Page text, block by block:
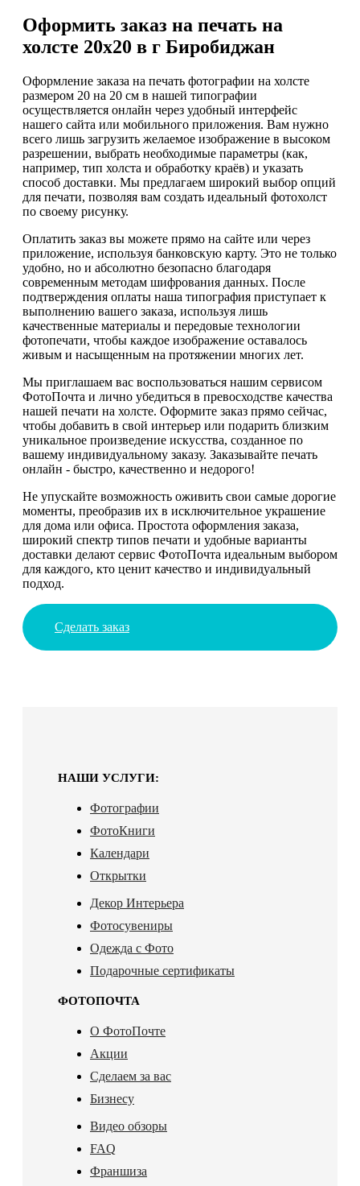
Оформить заказ на печать на
холсте 20х20 в г Биробиджан
Оформление заказа на печать фотографии на холсте
размером 20 на 20 см в нашей типографии
осуществляется онлайн через удобный интерфейс
нашего сайта или мобильного приложения. Вам нужно
всего лишь загрузить желаемое изображение в высоком
разрешении, выбрать необходимые параметры (как,
например, тип холста и обработку краёв) и указать
способ доставки. Мы предлагаем широкий выбор опций
для печати, позволяя вам создать идеальный фотохолст
по своему рисунку.
Оплатить заказ вы можете прямо на сайте или через
приложение, используя банковскую карту. Это не только
удобно, но и абсолютно безопасно благодаря
современным методам шифрования данных. После
подтверждения оплаты наша типография приступает к
выполнению вашего заказа, используя лишь
качественные материалы и передовые технологии
фотопечати, чтобы каждое изображение оставалось
живым и насыщенным на протяжении многих лет.
Мы приглашаем вас воспользоваться нашим сервисом
ФотоПочта и лично убедиться в превосходстве качества
нашей печати на холсте. Оформите заказ прямо сейчас,
чтобы добавить в свой интерьер или подарить близким
уникальное произведение искусства, созданное по
вашему индивидуальному заказу. Заказывайте печать
онлайн - быстро, качественно и недорого!
Не упускайте возможность оживить свои самые дорогие
моменты, преобразив их в исключительное украшение
для дома или офиса. Простота оформления заказа,
широкий спектр типов печати и удобные варианты
доставки делают сервис ФотоПочта идеальным выбором
для каждого, кто ценит качество и индивидуальный
подход.
Сделать заказ
НАШИ УСЛУГИ:
Фотографии
ФотоКниги
Календари
Открытки
Декор Интерьера
Фотосувениры
Одежда с Фото
Подарочные сертификаты
ФОТОПОЧТА
О ФотоПочте
Акции
Сделаем за вас
Бизнесу
Видео обзоры
FAQ
Франшиза